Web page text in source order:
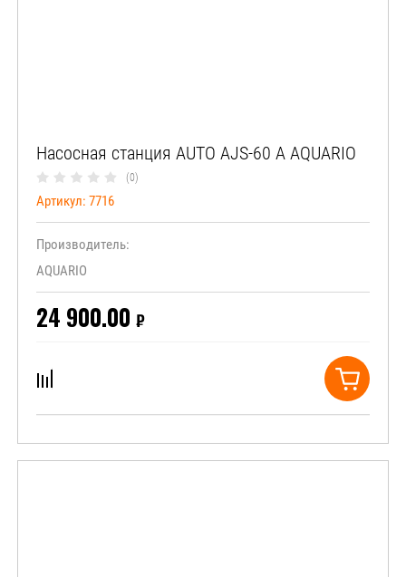
Насосная станция AUTO AJS-60 А AQUARIO
(0)
Артикул: 7716
Производитель:
AQUARIO
24 900.00 ₽